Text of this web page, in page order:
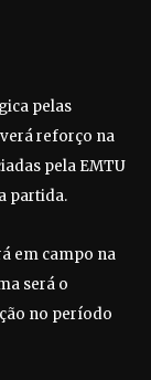
pelas
reforço na
pela EMTU
partida.
em campo na
será o
no período